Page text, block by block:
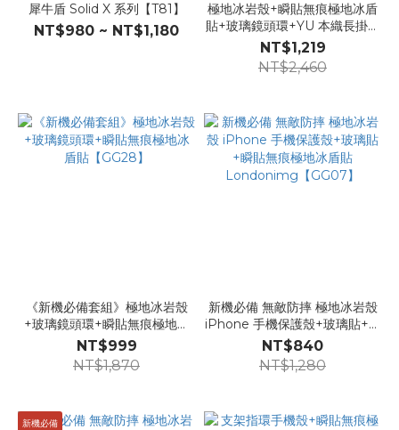
犀牛盾 Solid X 系列【T81】
NT$980 ~ NT$1,180
極地冰岩殼+瞬貼無痕極地冰盾
貼+玻璃鏡頭環+YU 本織長掛繩
【GG51】
NT$1,219
NT$2,460
《新機必備套組》極地冰岩殼
+玻璃鏡頭環+瞬貼無痕極地冰
盾貼【GG28】
NT$999
NT$1,870
新機必備 無敵防摔 極地冰岩殼
iPhone 手機保護殼+玻璃貼+瞬
貼無痕極地冰盾貼
Londonimg【GG07】
NT$840
NT$1,280
新機必備